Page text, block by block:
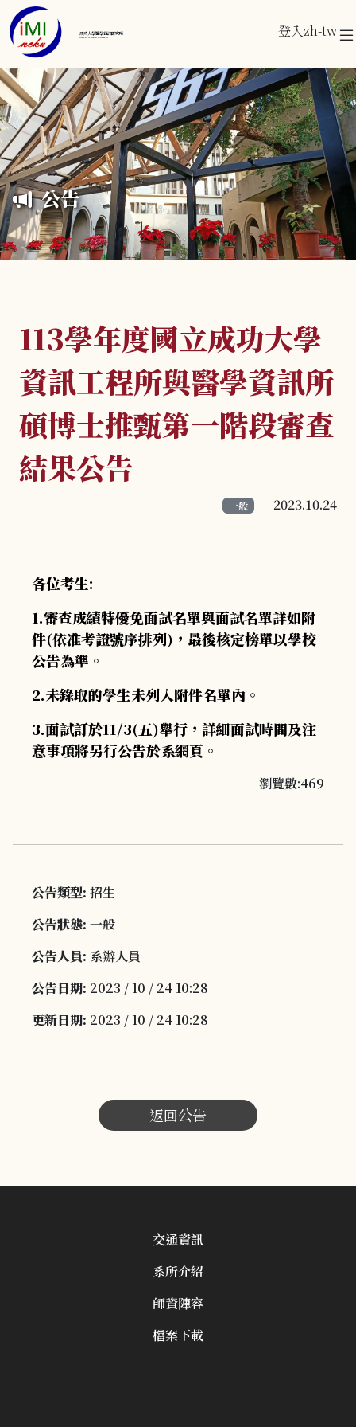
成功大學醫學資訊研究所
Institute of Medical Informatics 登入zh-tw
公告
113學年度國立成功大學
資訊工程所與醫學資訊所
碩博士推甄第一階段審查
結果公告
一般 2023.10.24
各位考生:
1.審查成績特優免面試名單與面試名單詳如附
件(依准考證號序排列)，最後核定榜單以學校
公告為準。
2.未錄取的學生未列入附件名單內。
3.面試訂於11/3(五)舉行，詳細面試時間及注
意事項將另行公告於系網頁。
瀏覽數:469
公告類型: 招生
公告狀態: 一般
公告人員: 系辦人員
公告日期: 2023 / 10 / 24 10:28
更新日期: 2023 / 10 / 24 10:28
返回公告
交通資訊
系所介紹
師資陣容
檔案下載